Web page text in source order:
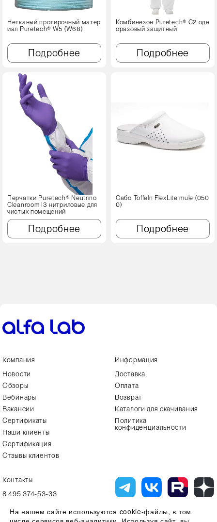
Нетканый протирочный матер
иал Puretech® W5 (W68)
Подробнее
Комбинезон Puretech® C2 одн
оразовый защитный
Подробнее
Перчатки Puretech® Neutrino
Cleanroom I3 нитриловые для
чистых помещений
Подробнее
Сабо Toffeln FlexLite mule (050
0)
Подробнее
Компания
Новости
Обзоры
Вебинары
Вакансии
Сертификаты
Наши клиенты
Сертификация
Отзывы клиентов
Информация
Доставка
Оплата
Возврат
Каталоги для скачивания
Политика
конфиденциальности
Контакты
8 495 374-53-33
На нашем сайте используются cookie-файлы, в том